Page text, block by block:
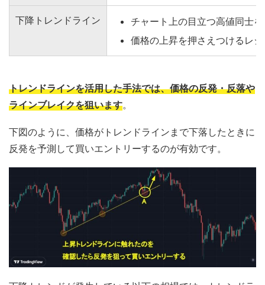
下降トレンドライン
チャート上の目立つ高値同士
価格の上昇を押さえつけるレ
トレンドラインを活用した手法では、価格の反発・反落や
ラインブレイクを狙います。
下図のように、価格がトレンドラインまで下落したときに
反発を予測して買いエントリーするのが有効です。